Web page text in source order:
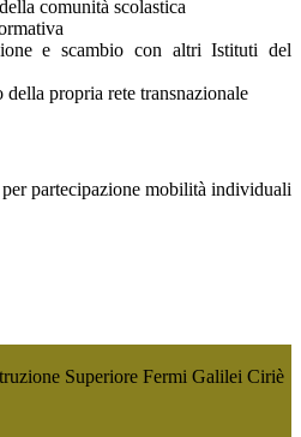
comunità scolastica
e scambio con altri Istituti del
della propria rete transnazionale
partecipazione mobilità individuali
Superiore Fermi Galilei Ciriè